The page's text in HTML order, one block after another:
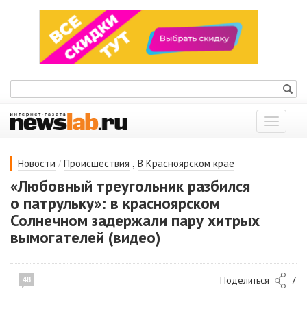
Показать
меню
Новости / Происшествия , В Красноярском крае
«Любовный треугольник разбился
о патрульку»: в красноярском
Солнечном задержали пару хитрых
вымогателей (видео)
48 Поделиться 7